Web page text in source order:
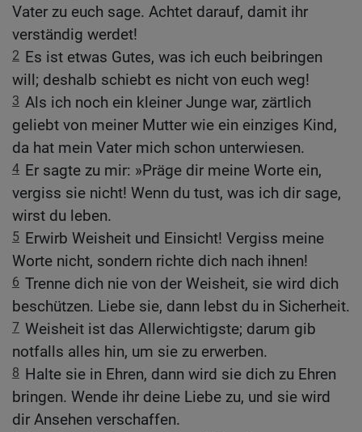
Vater zu euch sage. Achtet darauf, damit ihr
verständig werdet!
2 Es ist etwas Gutes, was ich euch beibringen
will; deshalb schiebt es nicht von euch weg!
3 Als ich noch ein kleiner Junge war, zärtlich
geliebt von meiner Mutter wie ein einziges Kind,
da hat mein Vater mich schon unterwiesen.
4 Er sagte zu mir: »Präge dir meine Worte ein,
vergiss sie nicht! Wenn du tust, was ich dir sage,
wirst du leben.
5 Erwirb Weisheit und Einsicht! Vergiss meine
Worte nicht, sondern richte dich nach ihnen!
6 Trenne dich nie von der Weisheit, sie wird dich
beschützen. Liebe sie, dann lebst du in Sicherheit.
7 Weisheit ist das Allerwichtigste; darum gib
notfalls alles hin, um sie zu erwerben.
8 Halte sie in Ehren, dann wird sie dich zu Ehren
bringen. Wende ihr deine Liebe zu, und sie wird
dir Ansehen verschaffen.